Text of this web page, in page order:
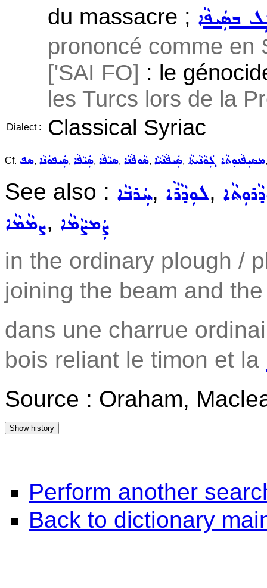
du massacre ; ܒܣܲܝܦܵܐ
prononcé comme en
['SAI FO] : le
les Turcs lors de la
Dialect : Classical Syriac
Cf. ܣܦ, ܣܲܝܦܘܿܢܵܐ, ܣܲܝܵܦܵܐ, ܣܝܵܦܵܐ, ܣܵܘܦܵܢܵܐ, ܣܲܝܦܵܢܵܝܵܐ, ܡܣܝܼܦܵܢܘܼܬܵܐ ܓܲܘܵܢܵܝܬܵܐ
See also : ܚܲܪܒܵܐ, ܠܘܼܕܵܪܵܐ,
ܨܡܵܡܵܐ, ܨܲܡܨܵܡܵܐ
in the ordinary plough /
joining the beam and
dans une charrue
bois reliant le timon et la
Source : Oraham,
Perform another
Back to dictionary